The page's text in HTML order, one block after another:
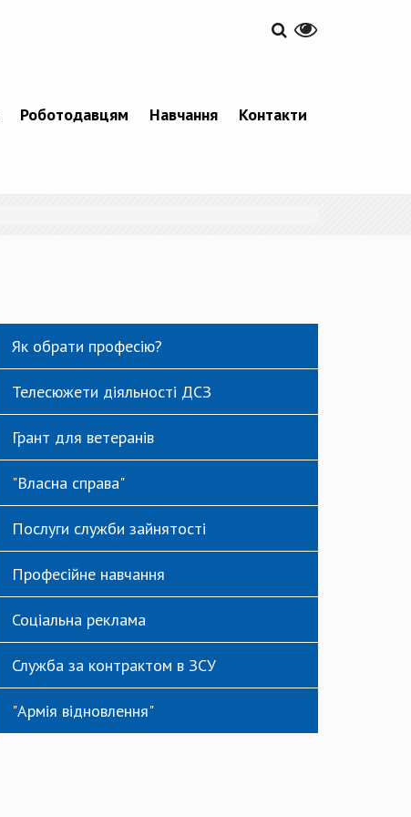
Роботодавцям Навчання Контакти
Як обрати професію?
Телесюжети діяльності ДСЗ
Грант для ветеранів
"Власна справа"
Послуги служби зайнятості
Професійне навчання
Соціальна реклама
Служба за контрактом в ЗСУ
"Армія відновлення"